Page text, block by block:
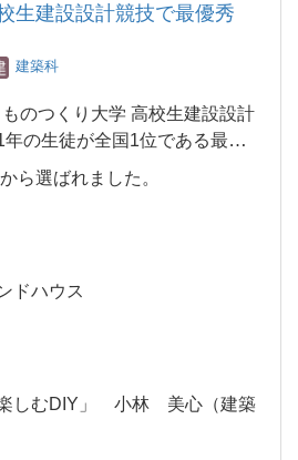
生建設設計競技で最優秀
建築科
つくり大学 高校生建設設計
の生徒が全国1位である最優秀
ら選ばれました。
ドハウス
楽しむDIY」 小林 美心（建築